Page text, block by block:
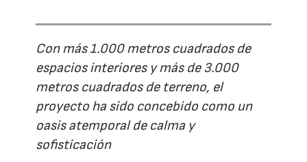
Con más 1.000 metros cuadrados de
espacios interiores y más de 3.000
metros cuadrados de terreno, el
proyecto ha sido concebido como un
oasis atemporal de calma y
sofisticación